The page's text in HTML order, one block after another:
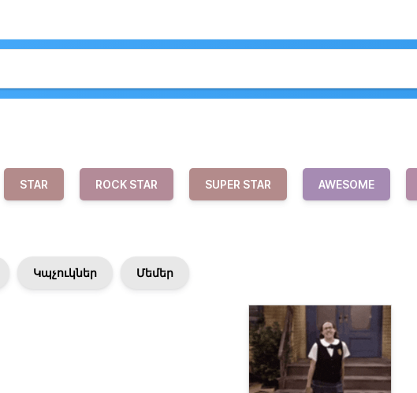
STAR ROCK STAR SUPER STAR AWESOME
Կպչուկներ Մեմեր